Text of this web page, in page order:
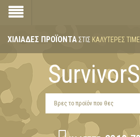
ΧΙΛΙΆΔΕΣ ΠΡΟΪΌΝΤΑΣΤΙΣ ΚΑΛΎΤΕΡΕΣ